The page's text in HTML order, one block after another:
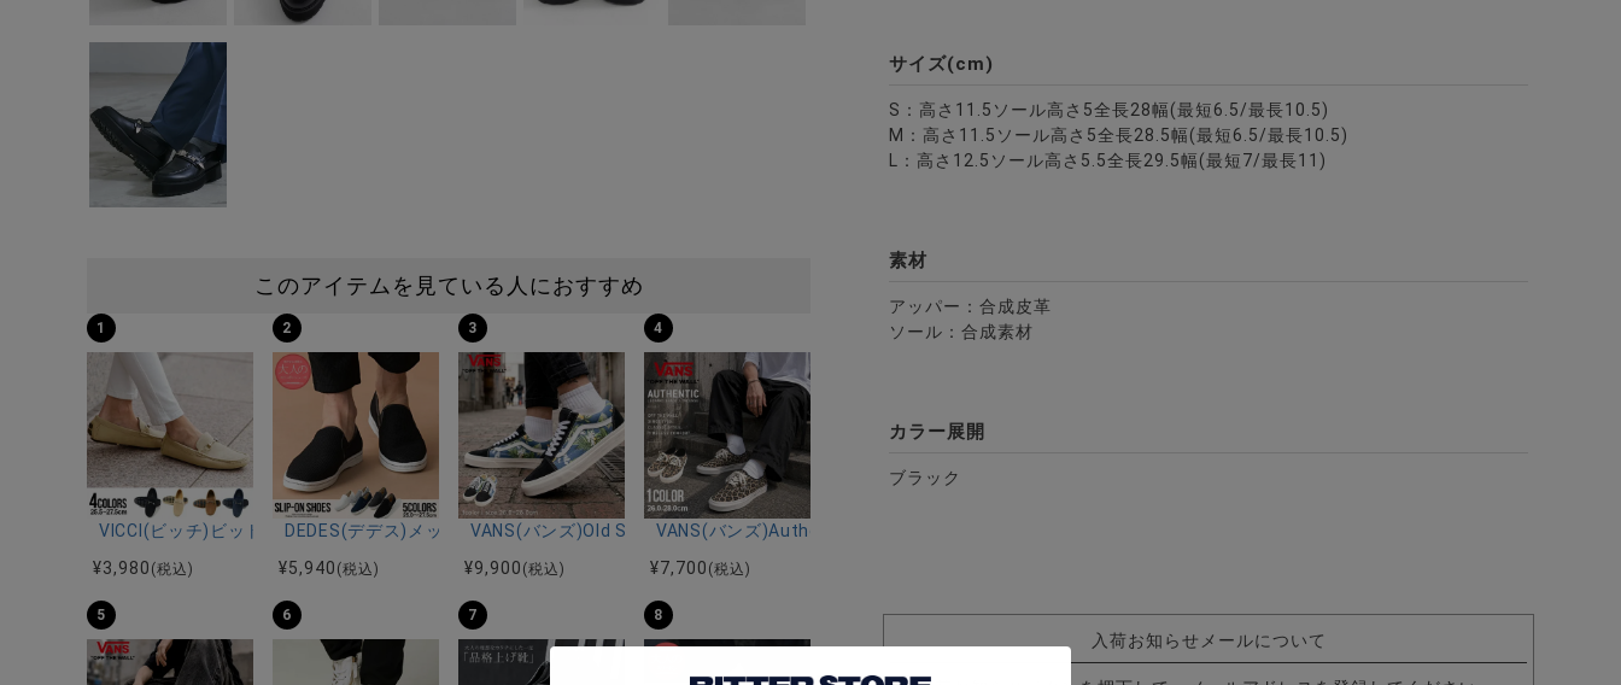
このアイテムを見ている人におすすめ
1
VICCI(ビッチ)ビット付きドライビングシューズ/全4色
¥3,980 (税込)
2
DEDES(デデス)メッシュ風カップインソールスリッポンシューズ/全5色
¥5,940 (税込)
3
VANS(バンズ)Old Skool FLORAL NAVY/全1色
¥9,900 (税込)
4
VANS(バンズ)Authentic LEOPARD Black/Incense/全1色
¥7,700 (税込)
5 6 7 8
サイズ(cm)
S：高さ11.5ソール高さ5全長28幅(最短6.5/最長10.5)
M：高さ11.5ソール高さ5全長28.5幅(最短6.5/最長10.5)
L：高さ12.5ソール高さ5.5全長29.5幅(最短7/最長11)
素材
アッパー：合成皮革
ソール：合成素材
カラー展開
ブラック
入荷お知らせメールについて